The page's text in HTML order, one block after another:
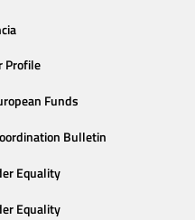
Profile
Funds
Bulletin
Equality
Equality